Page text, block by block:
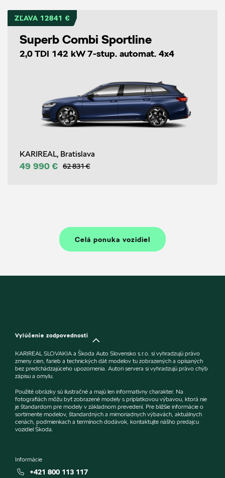
ZĽAVA 12841 €
Superb Combi Sportline
2,0 TDI 142 kW 7-stup. automat. 4x4
KARIREAL, Bratislava
49 990 € 62 831 €
Celá ponuka vozidiel
Vylúčenie zodpovednosti
KARIREAL SLOVAKIA a Škoda Auto Slovensko s.r.o. si vyhradzujú právo
zmeny cien, farieb a technických dát modelov tu zobrazených a opísaných
bez predchádzajúceho upozornenia. Autori servera si vyhradzujú právo chýb
zápisu a omylu.
Použité obrázky sú ilustračné a majú len informatívny charakter. Na
fotografiách môžu byť zobrazené modely s príplatkovou výbavou, ktorá nie
je štandardom pre modely v základnom prevedení. Pre bližšie informácie o
sortimente modelov, štandardných a mimoriadnych výbavách, aktuálnych
cenách, podmienkach a termínoch dodávok, kontaktujte nášho predajcu
vozidiel Škoda.
Informácie
+421 800 113 117